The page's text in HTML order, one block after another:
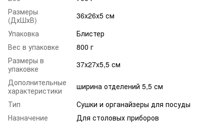
Размеры
(ДхШхВ)
36x26x5 см
Упаковка
Блистер
Вес в упаковке
800 г
Размеры в
упаковке
37x27x5,5 см
Дополнительные
характеристики
ширина отделений 5,5 см
Тип
Сушки и органайзеры для посуды
Назначение
Для столовых приборов